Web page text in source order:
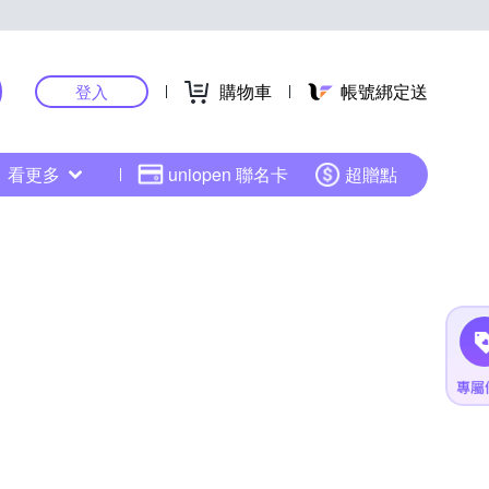
登入 購物車 帳號綁定送
看更多 uniopen 聯名卡 超贈點